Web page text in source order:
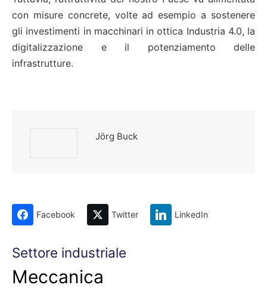
con misure concrete, volte ad esempio a sostenere
gli investimenti in macchinari in ottica Industria 4.0, la
digitalizzazione e il potenziamento delle
infrastrutture.
Jörg Buck
Facebook Twitter LinkedIn
Settore industriale
Meccanica